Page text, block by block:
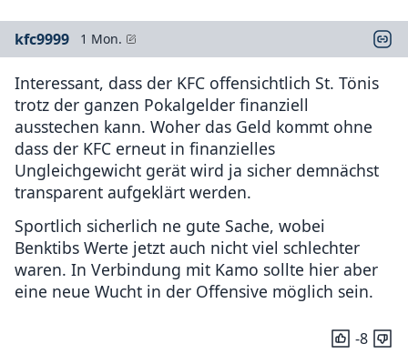
kfc9999 1 Mon.
Interessant, dass der KFC offensichtlich St. Tönis
trotz der ganzen Pokalgelder finanziell
ausstechen kann. Woher das Geld kommt ohne
dass der KFC erneut in finanzielles
Ungleichgewicht gerät wird ja sicher demnächst
transparent aufgeklärt werden.
Sportlich sicherlich ne gute Sache, wobei
Benktibs Werte jetzt auch nicht viel schlechter
waren. In Verbindung mit Kamo sollte hier aber
eine neue Wucht in der Offensive möglich sein.
-8